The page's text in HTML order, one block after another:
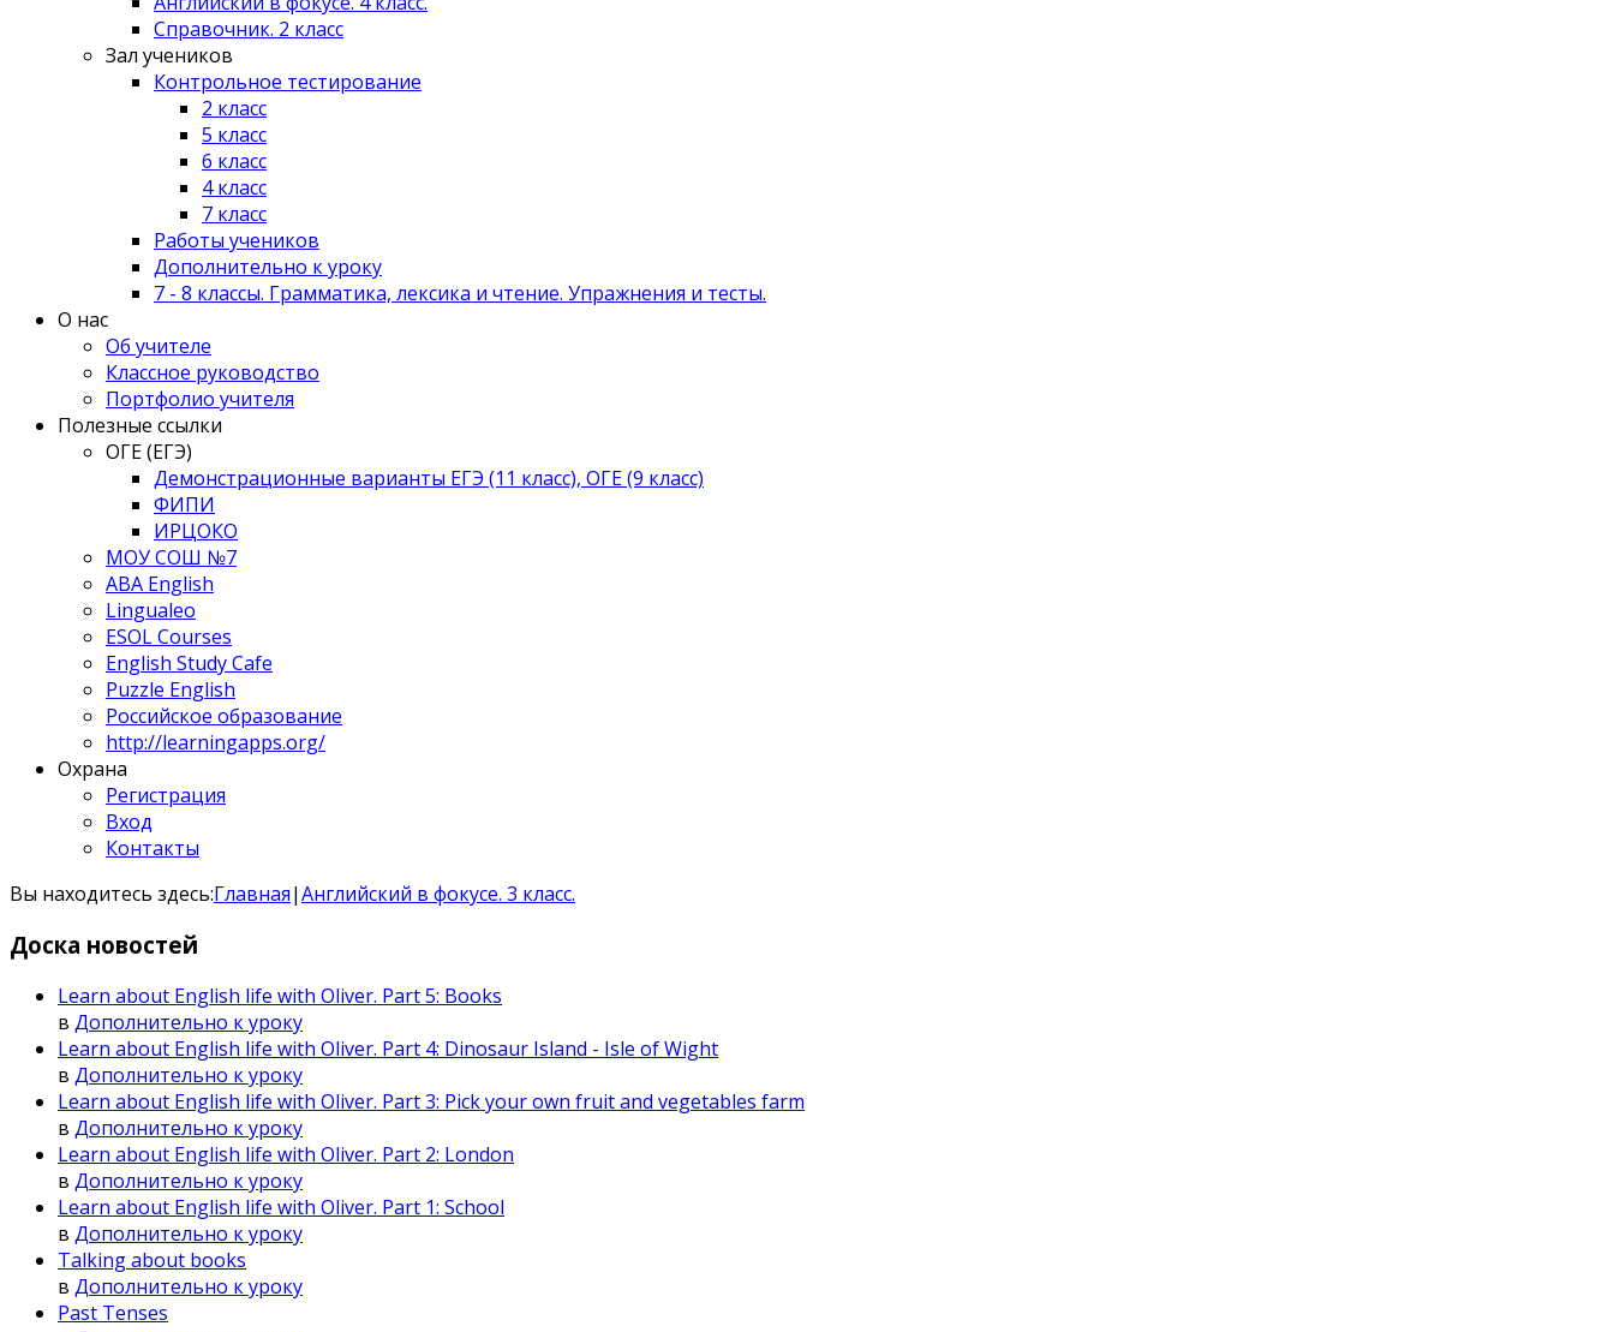
Справочник. 2 класс
Зал учеников
Контрольное тестирование
2 класс
5 класс
6 класс
4 класс
7 класс
Работы учеников
Дополнительно к уроку
7 - 8 классы. Грамматика, лексика и чтение. Упражнения и тесты.
О нас
Об учителе
Классное руководство
Портфолио учителя
Полезные ссылки
ОГЕ (ЕГЭ)
Демонстрационные варианты ЕГЭ (11 класс), ОГЕ (9 класс)
ФИПИ
ИРЦОКО
МОУ СОШ №7
ABA English
Lingualeo
ESOL Courses
English Study Cafe
Puzzle English
Российское образование
http://learningapps.org/
Охрана
Регистрация
Вход
Контакты
Вы находитесь здесь:Главная|Английский в фокусе. 3 класс.
Доска новостей
Learn about English life with Oliver. Part 5: Books
в Дополнительно к уроку
Learn about English life with Oliver. Part 4: Dinosaur Island - Isle of Wight
в Дополнительно к уроку
Learn about English life with Oliver. Part 3: Pick your own fruit and vegetables farm
в Дополнительно к уроку
Learn about English life with Oliver. Part 2: London
в Дополнительно к уроку
Learn about English life with Oliver. Part 1: School
в Дополнительно к уроку
Talking about books
в Дополнительно к уроку
Past Tenses